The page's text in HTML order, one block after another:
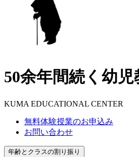
50余年間続く幼
KUMA EDUCATIONAL CENTER
無料体験授業のお申込み
お問い合わせ
年齢とクラスの割り振り